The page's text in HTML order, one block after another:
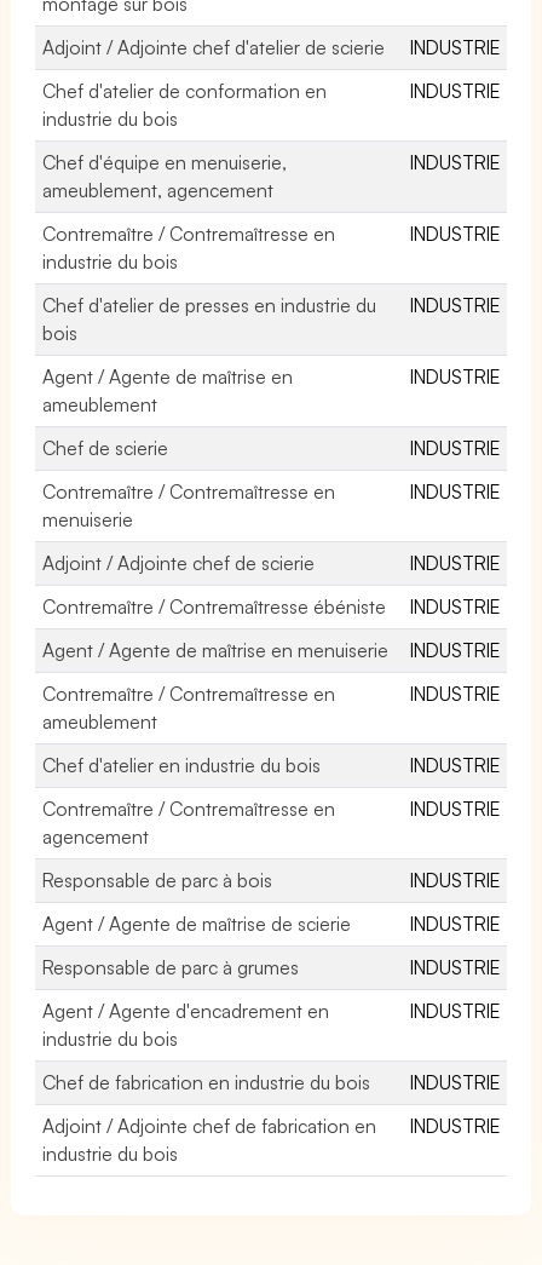
Adjoint / Adjointe chef d'atelier de scierie
INDUSTRIE
Chef d'atelier de conformation en
industrie du bois
INDUSTRIE
Chef d'équipe en menuiserie,
ameublement, agencement
INDUSTRIE
Contremaître / Contremaîtresse en
industrie du bois
INDUSTRIE
Chef d'atelier de presses en industrie du
bois
INDUSTRIE
Agent / Agente de maîtrise en
ameublement
INDUSTRIE
Chef de scierie
INDUSTRIE
Contremaître / Contremaîtresse en
menuiserie
INDUSTRIE
Adjoint / Adjointe chef de scierie
INDUSTRIE
Contremaître / Contremaîtresse ébéniste
INDUSTRIE
Agent / Agente de maîtrise en menuiserie
INDUSTRIE
Contremaître / Contremaîtresse en
ameublement
INDUSTRIE
Chef d'atelier en industrie du bois
INDUSTRIE
Contremaître / Contremaîtresse en
agencement
INDUSTRIE
Responsable de parc à bois
INDUSTRIE
Agent / Agente de maîtrise de scierie
INDUSTRIE
Responsable de parc à grumes
INDUSTRIE
Agent / Agente d'encadrement en
industrie du bois
INDUSTRIE
Chef de fabrication en industrie du bois
INDUSTRIE
Adjoint / Adjointe chef de fabrication en
industrie du bois
INDUSTRIE